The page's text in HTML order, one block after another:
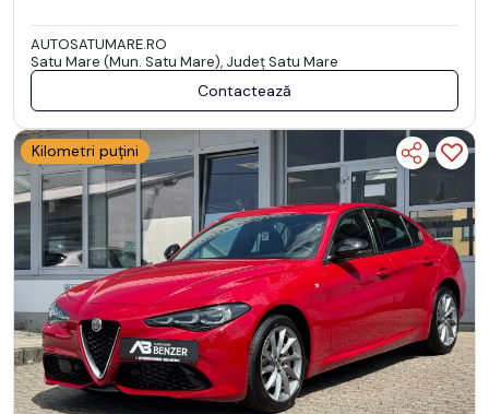
AUTOSATUMARE.RO
Satu Mare (Mun. Satu Mare), Județ Satu Mare
Contactează
Kilometri puțini